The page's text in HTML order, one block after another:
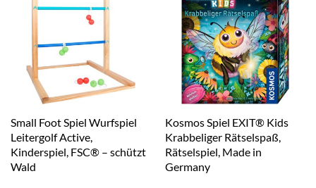
Small Foot Spiel Wurfspiel
Leitergolf Active,
Kinderspiel, FSC® – schützt
Wald
Kosmos Spiel EXIT® Kids
Krabbeliger Rätselspaß,
Rätselspiel, Made in
Germany